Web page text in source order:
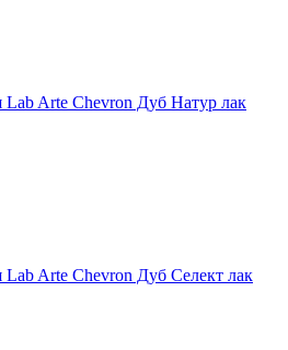
Lab Arte Chevron Дуб Натур лак
Arte Chevron Дуб Селект лак